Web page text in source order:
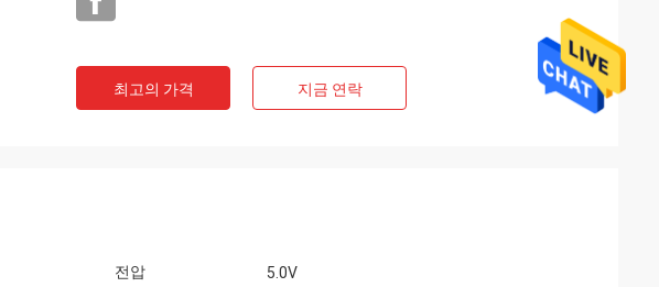
Buildstorm 개인적인 한정된
최고의 가격 지금 연락
전압 5.0V